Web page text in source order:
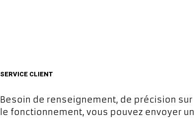
SERVICE CLIENT
Besoin de renseignement, de précision sur
le fonctionnement, vous pouvez envoyer un